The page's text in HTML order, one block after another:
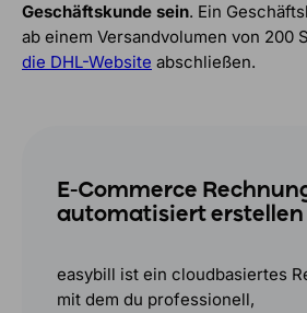
Geschäftskunde sein. Ein
ab einem Versandvolumen von 200
die DHL-Website abschließen.
E-Commerce
automatisiert erstellen
easybill ist ein cloudbasiertes
mit dem du professionell,